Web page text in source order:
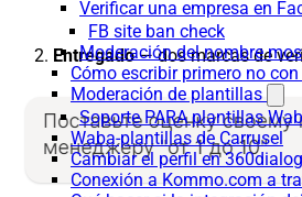
Verificar una empresa en
FB site ban check
Moderación del nombre
Cómo escribir primero no
Moderación de plantillas
Soporte PARA plantillas
Waba-plantillas de Carrusel
Cambiar el perfil en 360dialog
Conexión a Kommo.com a
Entregado— dos marcas de